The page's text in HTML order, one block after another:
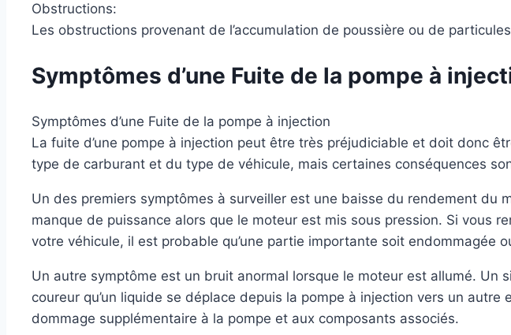
Obstructions:
Les obstructions provenant de l’accumulation de poussière ou de
Symptômes d’une Fuite de la pompe à
Symptômes d’une Fuite de la pompe à injection
La fuite d’une pompe à injection peut être très préjudiciable et doit donc
type de carburant et du type de véhicule, mais certaines conséquences
Un des premiers symptômes à surveiller est une baisse du rendement du
manque de puissance alors que le moteur est mis sous pression. Si vous
votre véhicule, il est probable qu’une partie importante soit endommagée
Un autre symptôme est un bruit anormal lorsque le moteur est allumé.
coureur qu’un liquide se déplace depuis la pompe à injection vers un
dommage supplémentaire à la pompe et aux composants associés.